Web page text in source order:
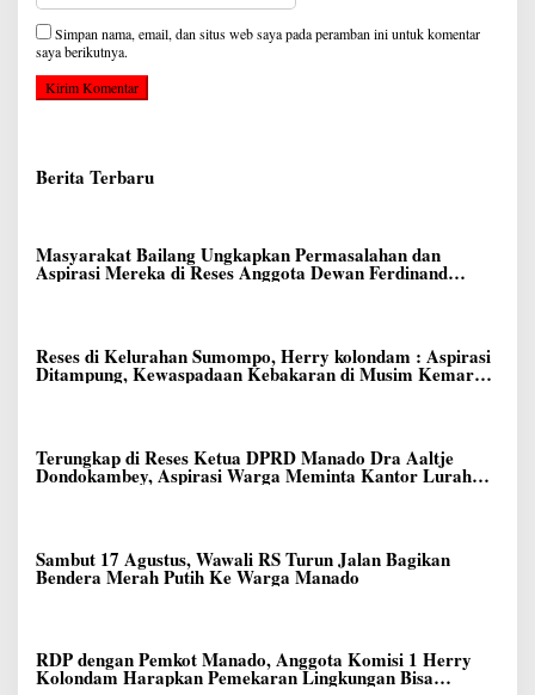
Simpan nama, email, dan situs web saya pada peramban ini untuk komentar
saya berikutnya.
Berita Terbaru
Masyarakat Bailang Ungkapkan Permasalahan dan
Aspirasi Mereka di Reses Anggota Dewan Ferdinand
Dumais
Reses di Kelurahan Sumompo, Herry kolondam : Aspirasi
Ditampung, Kewaspadaan Kebakaran di Musim Kemarau
Ditingkatkan
Terungkap di Reses Ketua DPRD Manado Dra Aaltje
Dondokambey, Aspirasi Warga Meminta Kantor Lurah
Banjer Dipindahkan ke Kantor DLH Manado
Sambut 17 Agustus, Wawali RS Turun Jalan Bagikan
Bendera Merah Putih Ke Warga Manado
RDP dengan Pemkot Manado, Anggota Komisi 1 Herry
Kolondam Harapkan Pemekaran Lingkungan Bisa